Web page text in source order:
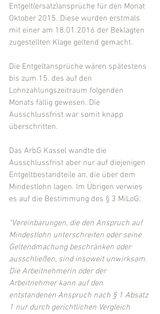
Entgelt(ersatz)ansprüche für den Monat
Oktober 2015. Diese wurden erstmals
mit einer am 18.01.2016 der Beklagten
zugestellten Klage geltend gemacht.
Die Entgeltansprüche wären spätestens
bis zum 15. des auf den
Lohnzahlungszeitraum folgenden
Monats fällig gewesen. Die
Ausschlussfrist war somit knapp
überschritten.
Das ArbG Kassel wandte die
Ausschlussfrist aber nur auf diejenigen
Entgeltbestandteile an, die über dem
Mindestlohn lagen. Im Übrigen verwies
es auf die Bestimmung des § 3 MiLoG:
"Vereinbarungen, die den Anspruch auf
Mindestlohn unterschreiten oder seine
Geltendmachung beschränken oder
ausschließen, sind insoweit unwirksam.
Die Arbeitnehmerin oder der
Arbeitnehmer kann auf den
entstandenen Anspruch nach § 1 Absatz
1 nur durch gerichtlichen Vergleich